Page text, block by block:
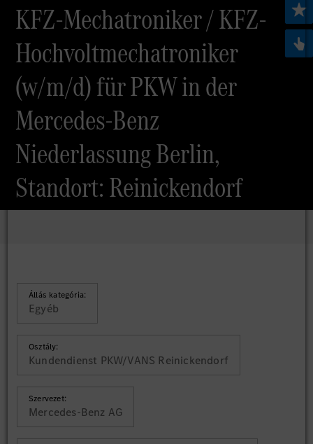
KFZ-Mechatroniker / KFZ-
Hochvoltmechatroniker
(w/m/d) für PKW in der
Mercedes-Benz
Niederlassung Berlin,
Standort: Reinickendorf
Állás kategória:
Egyéb
Osztály:
Kundendienst PKW/VANS Reinickendorf
Szervezet:
Mercedes-Benz AG